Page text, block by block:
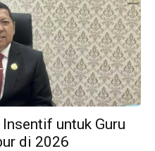
untuk Guru
di 2026